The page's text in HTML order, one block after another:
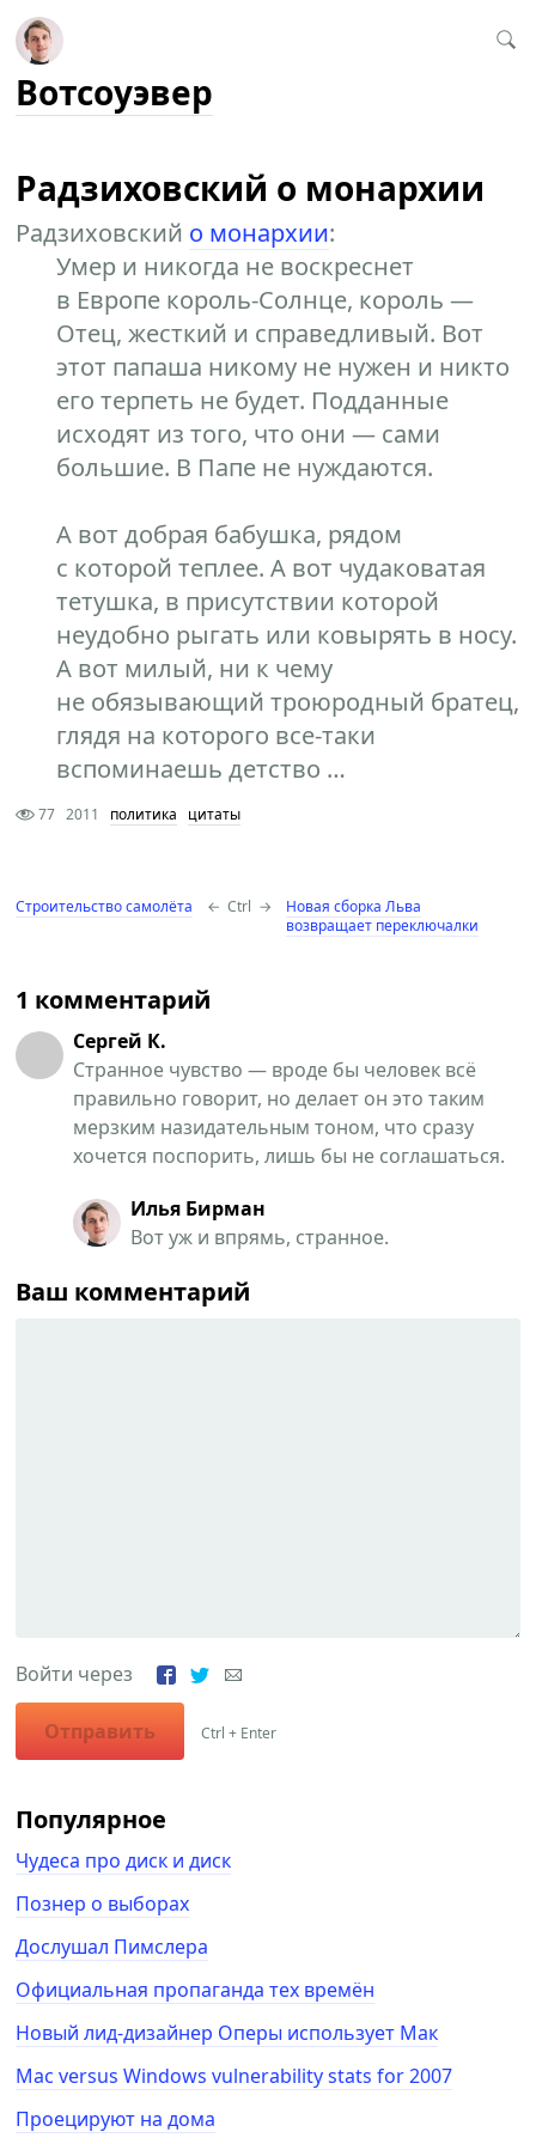
Вотсоуэвер
Радзиховский о монархии
Радзиховский о монархии:
Умер и никогда не воскреснет
в Европе король-Солнце, король —
Отец, жесткий и справедливый. Вот
этот папаша никому не нужен и никто
его терпеть не будет. Подданные
исходят из того, что они — сами
большие. В Папе не нуждаются.
А вот добрая бабушка, рядом
с которой теплее. А вот чудаковатая
тетушка, в присутствии которой
неудобно рыгать или ковырять в носу.
А вот милый, ни к чему
не обязывающий троюродный братец,
глядя на которого все-таки
вспоминаешь детство …
77 2011 политика цитаты
Строительство самолёта ← Ctrl →
Новая сборка Льва
возвращает переключалки
1 комментарий
Сергей К.
Странное чувство — вроде бы человек всё
правильно говорит, но делает он это таким
мерзким назидательным тоном, что сразу
хочется поспорить, лишь бы не соглашаться.
Илья Бирман
Вот уж и впрямь, странное.
Ваш комментарий
Войти через
Отправить Ctrl + Enter
Популярное
Чудеса про диск и диск
Познер о выборах
Дослушал Пимслера
Официальная пропаганда тех времён
Новый лид-дизайнер Оперы использует Мак
Mac versus Windows vulnerability stats for 2007
Проецируют на дома